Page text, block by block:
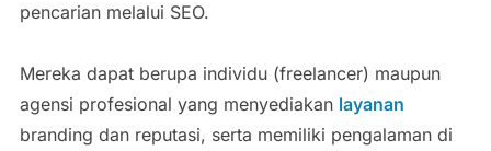
pencarian melalui SEO.
Mereka dapat berupa individu (freelancer) maupun
agensi profesional yang menyediakan layanan
branding dan reputasi, serta memiliki pengalaman di